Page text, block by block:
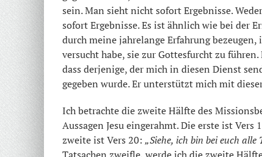
sein. Man sieht nicht sofort Ergebnisse.
sofort Ergebnisse. Es ist ähnlich wie bei der
durch meine jahrelange Erfahrung
versucht habe, sie zur Gottesfurcht zu
dass derjenige, der mich in diesen Dienst
gegeben wurde. Er unterstützt mich mit
Ich betrachte die zweite Hälfte des
Aussagen Jesu eingerahmt. Die erste ist Vers
zweite ist Vers 20: „Siehe, ich bin bei euch alle